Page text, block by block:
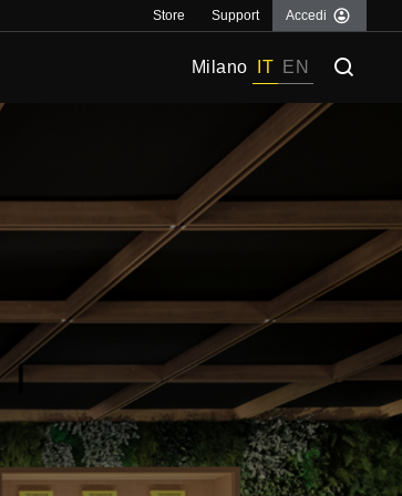
Store Support Accedi
Milano EN
IT